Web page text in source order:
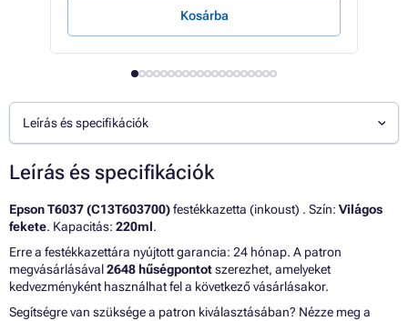
Kosárba
Leírás és specifikációk
Leírás és specifikációk
Epson T6037 (C13T603700)festékkazetta (inkoust) . Szín: Világos
fekete. Kapacitás: 220ml.
Erre a festékkazettára nyújtott garancia: 24 hónap. A patron
megvásárlásával2648 hűségpontotszerezhet, amelyeket
kedvezményként használhat fel a következő vásárlásakor.
Segítségre van szüksége a patron kiválasztásában? Nézze meg a